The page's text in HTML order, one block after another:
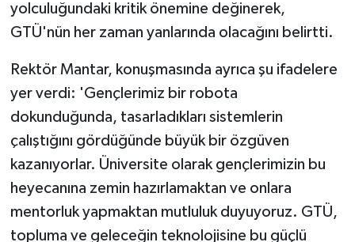
yolculuğundaki kritik önemine değinerek,
GTÜ'nün her zaman yanlarında olacağını belirtti.
Rektör Mantar, konuşmasında ayrıca şu ifadelere
yer verdi: 'Gençlerimiz bir robota
dokunduğunda, tasarladıkları sistemlerin
çalıştığını gördüğünde büyük bir özgüven
kazanıyorlar. Üniversite olarak gençlerimizin bu
heyecanına zemin hazırlamaktan ve onlara
mentorluk yapmaktan mutluluk duyuyoruz. GTÜ,
topluma ve geleceğin teknolojisine bu güçlü